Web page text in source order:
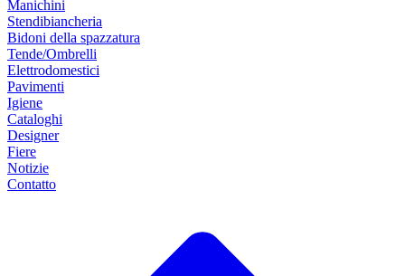
Manichini
Stendibiancheria
Bidoni della spazzatura
Tende/Ombrelli
Elettrodomestici
Pavimenti
Igiene
Cataloghi
Designer
Fiere
Notizie
Contatto